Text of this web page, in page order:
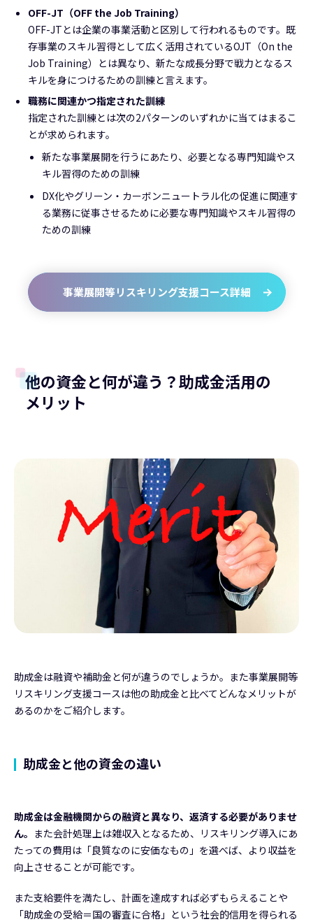
OFF-JT（OFF the Job Training）
OFF-JTとは企業の事業活動と区別して行われるものです。既
存事業のスキル習得として広く活用されているOJT（On the
Job Training）とは異なり、新たな成長分野で戦力となるス
キルを身につけるための訓練と言えます。
職務に関連かつ指定された訓練
指定された訓練とは次の2パターンのいずれかに当てはまるこ
とが求められます。
新たな事業展開を行うにあたり、必要となる専門知識やス
キル習得のための訓練
DX化やグリーン・カーボンニュートラル化の促進に関連す
る業務に従事させるために必要な専門知識やスキル習得の
ための訓練
事業展開等リスキリング支援コース詳細
他の資金と何が違う？助成金活用の
メリット
助成金は融資や補助金と何が違うのでしょうか。また事業展開等
リスキリング支援コースは他の助成金と比べてどんなメリットが
あるのかをご紹介します。
助成金と他の資金の違い
助成金は金融機関からの融資と異なり、返済する必要がありませ
ん。 また会計処理上は雑収入となるため、リスキリング導入にあ
たっての費用は「良質なのに安価なもの」を選べば、より収益を
向上させることが可能です。
また支給要件を満たし、計画を達成すれば必ずもらえることや
「助成金の受給＝国の審査に合格」という社会的信用を得られる